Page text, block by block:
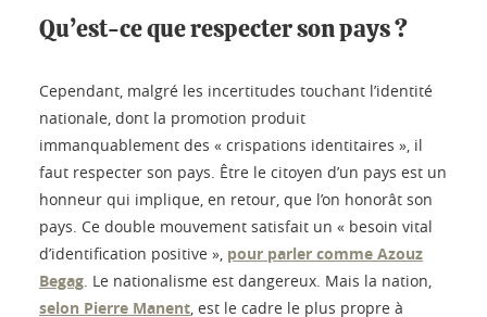
Qu’est-ce que respecter son pays ?
Cependant, malgré les incertitudes touchant l’identité
nationale, dont la promotion produit
immanquablement des « crispations identitaires », il
faut respecter son pays. Être le citoyen d’un pays est un
honneur qui implique, en retour, que l’on honorât son
pays. Ce double mouvement satisfait un « besoin vital
d’identification positive », pour parler comme Azouz
Begag. Le nationalisme est dangereux. Mais la nation,
selon Pierre Manent, est le cadre le plus propre à